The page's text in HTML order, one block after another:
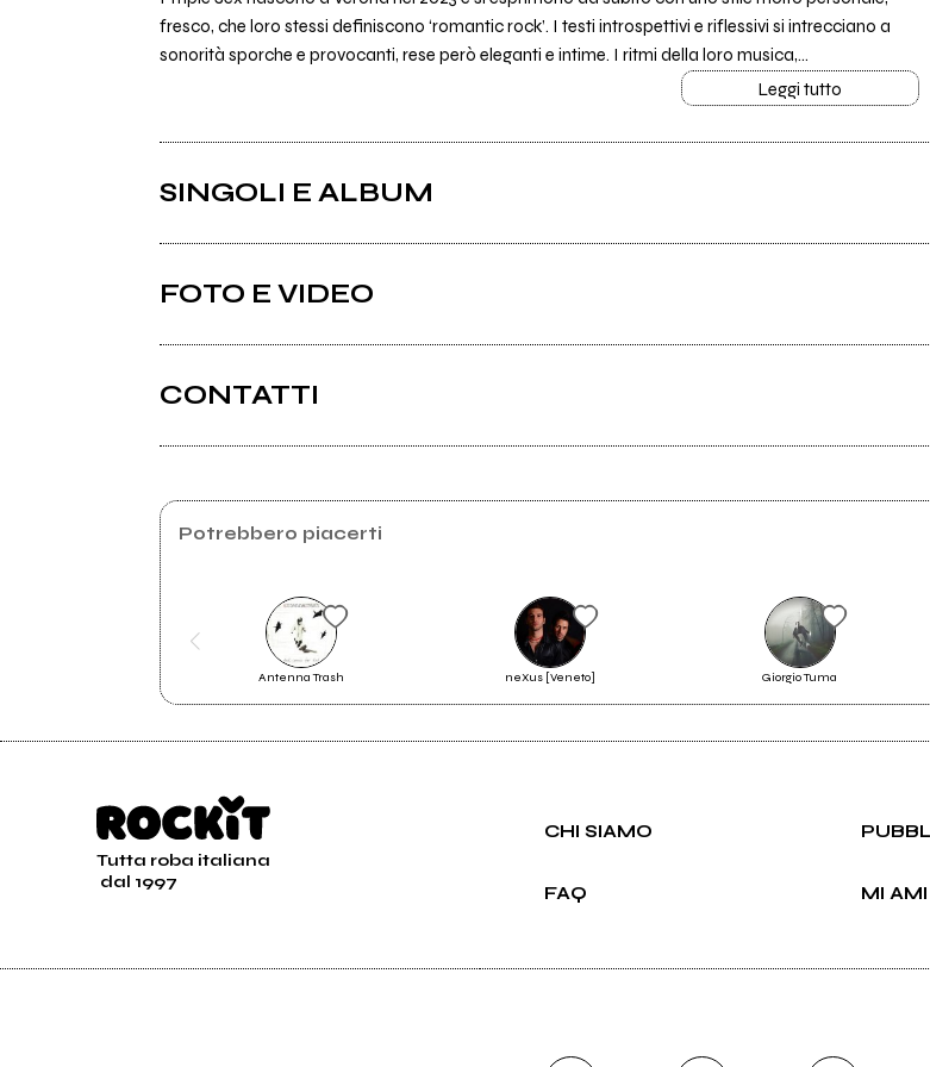
fresco, che loro stessi definiscono ‘romantic rock’. I testi introspettivi e riflessivi si intrecciano a
sonorità sporche e provocanti, rese però eleganti e intime. I ritmi della loro musica,...
Leggi tutto
SINGOLI E ALBUM
2025
sole a mezzanotte
FOTO E VIDEO
2025 :)
CONTATTI
Spotify
Scrivi all'utente che amministra la
Potrebbero piacerti
Antenna Trash neXus [Veneto] Giorgio Tuma
Tutta roba italiana
dal 1997
CHI SIAMO
FAQ MI